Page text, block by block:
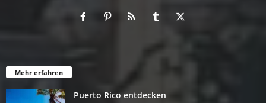
Mehr erfahren
Puerto Rico entdecken